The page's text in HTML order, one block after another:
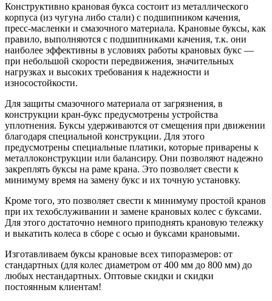
Конструктивно крановая букса состоит из металлического
корпуса (из чугуна либо стали) с подшипником качения,
пресс-масленки и смазочного материала. Крановые буксы, как
правило, выполняются с подшипниками качения, т.к. они
наиболее эффективны в условиях работы крановых букс —
при небольшой скорости передвижения, значительных
нагрузках и высоких требования к надежности и
износостойкости.
Для защиты смазочного материала от загрязнения, в
конструкции кран-букс предусмотрены устройства
уплотнения. Буксы удерживаются от смещения при движении
благодаря специальной конструкции. Для этого
предусмотрены специальные платики, которые приварены к
металлоконструкции или балансиру. Они позволяют надежно
закреплять буксы на раме крана. Это позволяет свести к
минимуму время на замену букс и их точную установку.
Кроме того, это позволяет свести к минимуму простой кранов
при их техобслуживании и замене крановых колес с буксами.
Для этого достаточно немного приподнять крановую тележку
и выкатить колеса в сборе с осью и буксами крановыми.
Изготавливаем буксы крановые всех типоразмеров: от
стандартных (для колес диаметром от 400 мм до 800 мм) до
любых нестандартных. Оптовые скидки и скидки
постоянным клиентам!